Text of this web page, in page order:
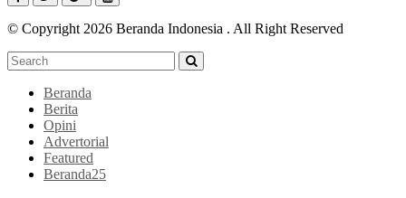
© Copyright 2026 Beranda Indonesia . All Right Reserved
Beranda
Berita
Opini
Advertorial
Featured
Beranda25